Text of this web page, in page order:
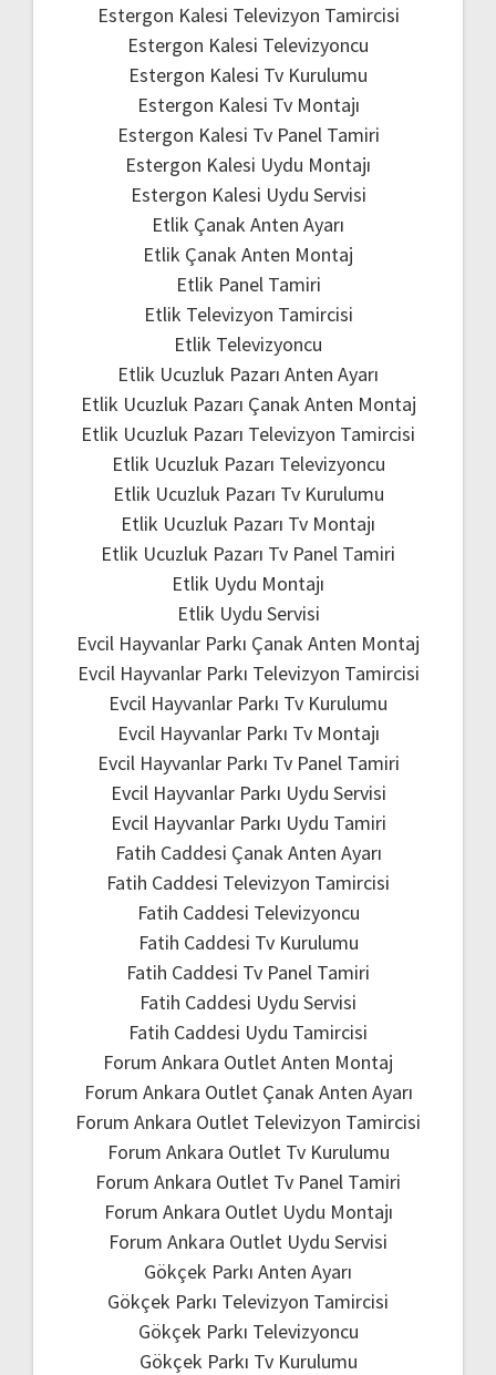
Estergon Kalesi Televizyon Tamircisi
Estergon Kalesi Televizyoncu
Estergon Kalesi Tv Kurulumu
Estergon Kalesi Tv Montajı
Estergon Kalesi Tv Panel Tamiri
Estergon Kalesi Uydu Montajı
Estergon Kalesi Uydu Servisi
Etlik Çanak Anten Ayarı
Etlik Çanak Anten Montaj
Etlik Panel Tamiri
Etlik Televizyon Tamircisi
Etlik Televizyoncu
Etlik Ucuzluk Pazarı Anten Ayarı
Etlik Ucuzluk Pazarı Çanak Anten Montaj
Etlik Ucuzluk Pazarı Televizyon Tamircisi
Etlik Ucuzluk Pazarı Televizyoncu
Etlik Ucuzluk Pazarı Tv Kurulumu
Etlik Ucuzluk Pazarı Tv Montajı
Etlik Ucuzluk Pazarı Tv Panel Tamiri
Etlik Uydu Montajı
Etlik Uydu Servisi
Evcil Hayvanlar Parkı Çanak Anten Montaj
Evcil Hayvanlar Parkı Televizyon Tamircisi
Evcil Hayvanlar Parkı Tv Kurulumu
Evcil Hayvanlar Parkı Tv Montajı
Evcil Hayvanlar Parkı Tv Panel Tamiri
Evcil Hayvanlar Parkı Uydu Servisi
Evcil Hayvanlar Parkı Uydu Tamiri
Fatih Caddesi Çanak Anten Ayarı
Fatih Caddesi Televizyon Tamircisi
Fatih Caddesi Televizyoncu
Fatih Caddesi Tv Kurulumu
Fatih Caddesi Tv Panel Tamiri
Fatih Caddesi Uydu Servisi
Fatih Caddesi Uydu Tamircisi
Forum Ankara Outlet Anten Montaj
Forum Ankara Outlet Çanak Anten Ayarı
Forum Ankara Outlet Televizyon Tamircisi
Forum Ankara Outlet Tv Kurulumu
Forum Ankara Outlet Tv Panel Tamiri
Forum Ankara Outlet Uydu Montajı
Forum Ankara Outlet Uydu Servisi
Gökçek Parkı Anten Ayarı
Gökçek Parkı Televizyon Tamircisi
Gökçek Parkı Televizyoncu
Gökçek Parkı Tv Kurulumu